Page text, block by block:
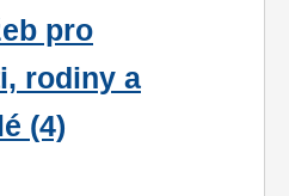
pro
rodiny a
(4)